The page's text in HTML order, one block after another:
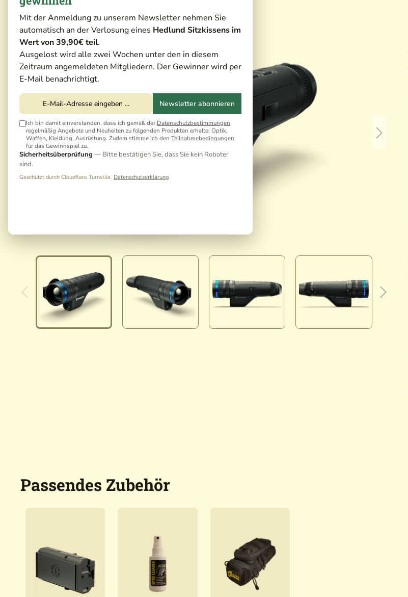
Mit der Anmeldung zu unserem Newsletter nehmen Sie
automatisch an der Verlosung eines Hedlund Sitzkissens im
Wert von 39,90€ teil.
Ausgelost wird alle zwei Wochen unter den in diesem
Zeitraum angemeldeten Mitgliedern. Der Gewinner wird per
E-Mail benachrichtigt.
Newsletter abonnieren
Ich bin damit einverstanden, dass ich gemäß der Datenschutzbestimmungen
regelmäßig Angebote und Neuheiten zu folgenden Produkten erhalte: Optik,
Waffen, Kleidung, Ausrüstung. Zudem stimme ich den Teilnahmebedingungen
für das Gewinnspiel zu.
Sicherheitsüberprüfung — Bitte bestätigen Sie, dass Sie kein Roboter
sind.
Geschützt durch Cloudflare Turnstile. Datenschutzerklärung
Testvideo
Passendes Zubehör